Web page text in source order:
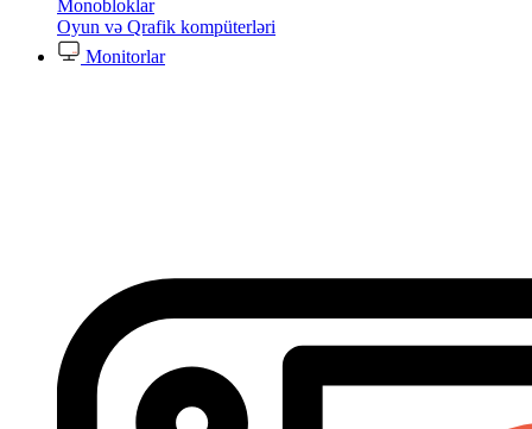
Monobloklar
Oyun və Qrafik kompüterləri
Monitorlar